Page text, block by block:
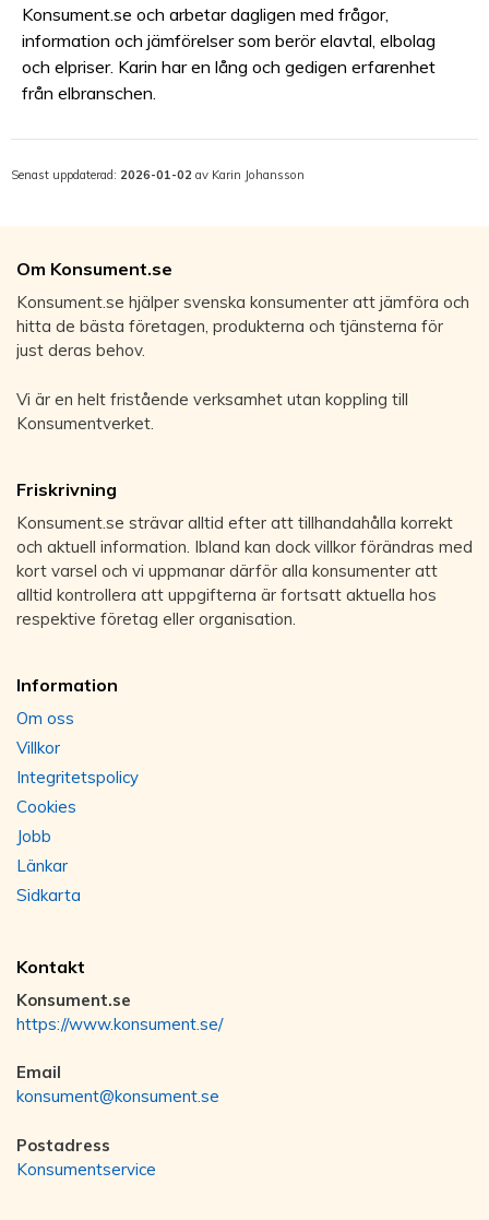
Konsument.se och arbetar dagligen med frågor,
information och jämförelser som berör elavtal, elbolag
och elpriser. Karin har en lång och gedigen erfarenhet
från elbranschen.
Senast uppdaterad: 2026-01-02 av Karin Johansson
Om Konsument.se
Konsument.se hjälper svenska konsumenter att jämföra och
hitta de bästa företagen, produkterna och tjänsterna för
just deras behov.
Vi är en helt fristående verksamhet utan koppling till
Konsumentverket.
Friskrivning
Konsument.se strävar alltid efter att tillhandahålla korrekt
och aktuell information. Ibland kan dock villkor förändras med
kort varsel och vi uppmanar därför alla konsumenter att
alltid kontrollera att uppgifterna är fortsatt aktuella hos
respektive företag eller organisation.
Information
Om oss
Villkor
Integritetspolicy
Cookies
Jobb
Länkar
Sidkarta
Kontakt
Konsument.se
https://www.konsument.se/
Email
konsument@konsument.se
Postadress
Konsumentservice